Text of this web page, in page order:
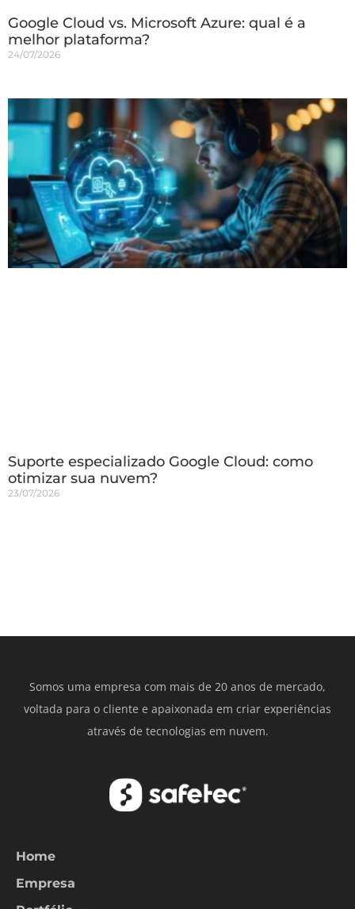
Google Cloud vs. Microsoft Azure: qual é a
melhor plataforma?
24/07/2026
Suporte especializado Google Cloud: como
otimizar sua nuvem?
23/07/2026
Somos uma empresa com mais de 20 anos de mercado,
voltada para o cliente e apaixonada em criar experiências
através de tecnologias em nuvem.
Home
Empresa